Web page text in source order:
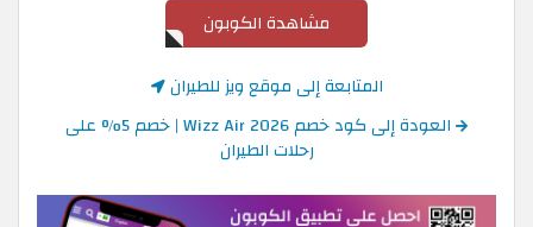
مشاهدة الكوبون
المتابعة إلى موقع ويز للطيران
العودة إلى كود خصم Wizz Air 2026 | خصم 5% على
رحلات الطيران